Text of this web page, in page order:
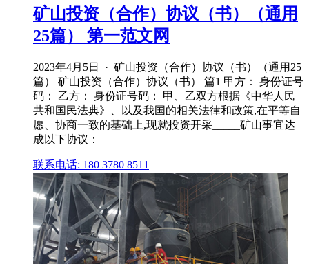
矿山投资（合作）协议（书）（通用
25篇） 第一范文网
2023年4月5日 · 矿山投资（合作）协议（书）（通用25
篇） 矿山投资（合作）协议（书） 篇1 甲方： 身份证号
码： 乙方： 身份证号码： 甲、乙双方根据《中华人民
共和国民法典》、以及我国的相关法律和政策,在平等自
愿、协商一致的基础上,现就投资开采_____矿山事宜达
成以下协议：
联系电话: 180 3780 8511